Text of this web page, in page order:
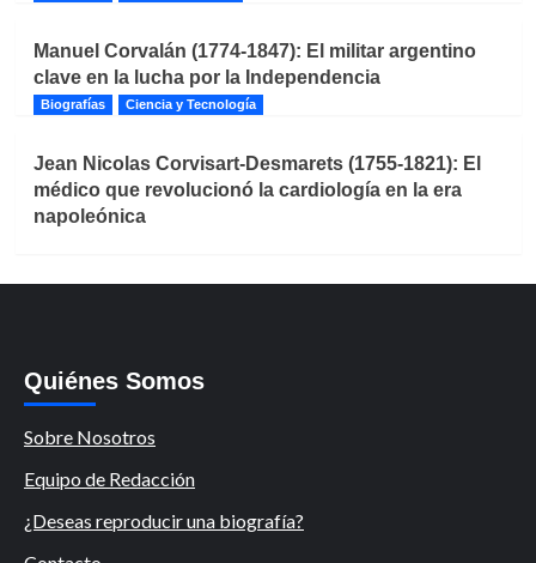
Manuel Corvalán (1774-1847): El militar argentino
clave en la lucha por la Independencia
Biografías Ciencia y Tecnología
Jean Nicolas Corvisart-Desmarets (1755-1821): El
médico que revolucionó la cardiología en la era
napoleónica
Quiénes Somos
Sobre Nosotros
Equipo de Redacción
¿Deseas reproducir una biografía?